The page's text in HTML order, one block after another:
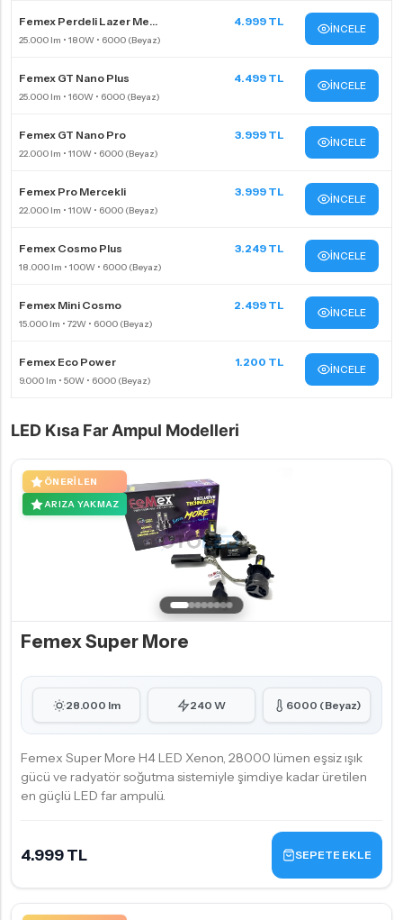
Femex Perdeli Lazer Me... 4.999 TL
İNCELE
Femex GT Nano Plus 4.499 TL
İNCELE
Femex GT Nano Pro 3.999 TL
İNCELE
Femex Pro Mercekli 3.999 TL
İNCELE
Femex Cosmo Plus 3.249 TL
İNCELE
Femex Mini Cosmo 2.499 TL
İNCELE
Femex Eco Power 1.200 TL
İNCELE
LED Kısa Far Ampul Modelleri
ÖNERILEN
ARIZA YAKMAZ
Femex Super More
28.000 lm 240 W 6000 (Beyaz)
Femex Super More H4 LED Xenon, 28000 lümen eşsiz ışık
gücü ve radyatör soğutma sistemiyle şimdiye kadar üretilen
en güçlü LED far ampulü.
4.999 TL SEPETE EKLE